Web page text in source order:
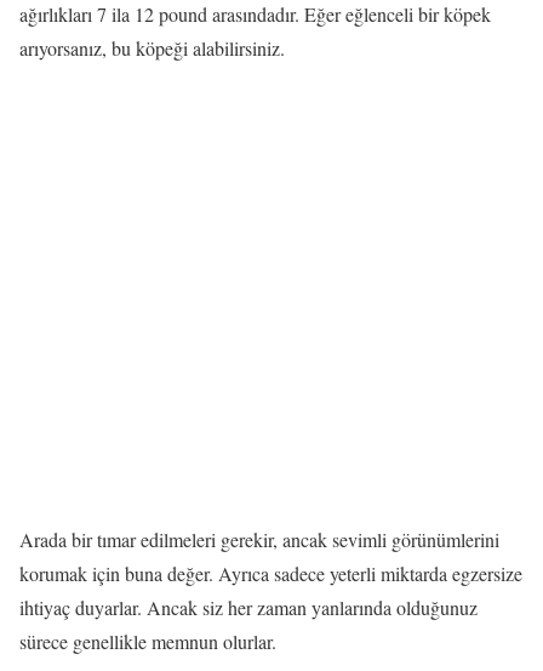
ağırlıkları 7 ila 12 pound arasındadır. Eğer eğlenceli bir köpek
arıyorsanız, bu köpeği alabilirsiniz.
Arada bir tımar edilmeleri gerekir, ancak sevimli görünümlerini
korumak için buna değer. Ayrıca sadece yeterli miktarda egzersize
ihtiyaç duyarlar. Ancak siz her zaman yanlarında olduğunuz
sürece genellikle memnun olurlar.